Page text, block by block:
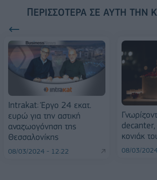
ΠΕΡΙΣΣΌΤΕΡΑ ΣΕ ΑΥΤΉ ΤΗΝ
Intrakat: Έργο 24 εκατ.
ευρώ για την αστική
αναζωογόνηση της
Θεσσαλονίκης
08/03/2024 - 12:22
decanter,
κονιάκ
08/03/